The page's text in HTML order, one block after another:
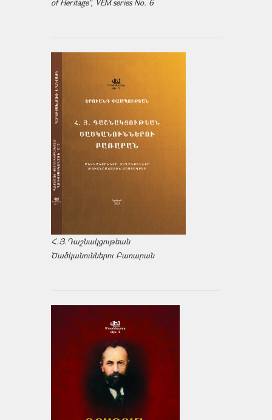
of Heritage", VEM series No. 6
Հ.Յ.Դաշնակցութեան
Ծածկանուններու Բառարան